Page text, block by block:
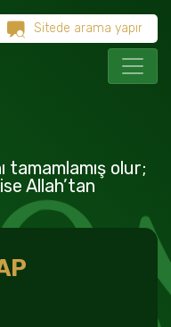
tamamlamış olur;
Allah’tan